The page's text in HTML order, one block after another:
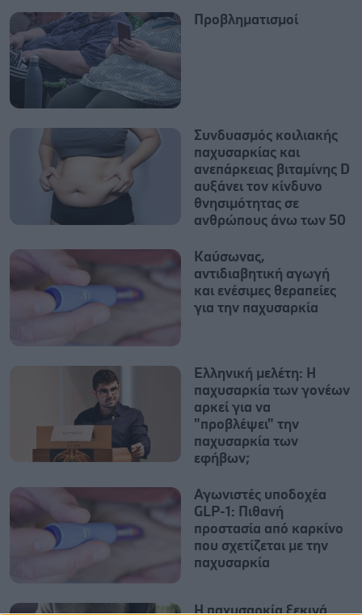
Προβληματισμοί
Συνδυασμός κοιλιακής
παχυσαρκίας και
ανεπάρκειας βιταμίνης D
αυξάνει τον κίνδυνο
θνησιμότητας σε
ανθρώπους άνω των 50
Καύσωνας,
αντιδιαβητική αγωγή
και ενέσιμες θεραπείες
για την παχυσαρκία
Ελληνική μελέτη: Η
παχυσαρκία των γονέων
αρκεί για να
"προβλέψει" την
παχυσαρκία των
εφήβων;
Αγωνιστές υποδοχέα
GLP-1: Πιθανή
προστασία από καρκίνο
που σχετίζεται με την
παχυσαρκία
Η παχυσαρκία ξεκινά